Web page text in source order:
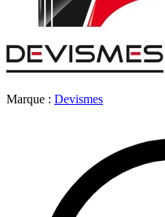
Marque : Devismes